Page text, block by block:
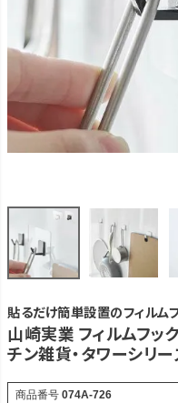
貼るだけ簡単設置のフィルム
山崎実業 フィルムフッ
チン雑貨・タワーシリー
商品番号 074A-726